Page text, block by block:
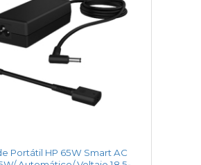
Portátil HP 65W Smart AC